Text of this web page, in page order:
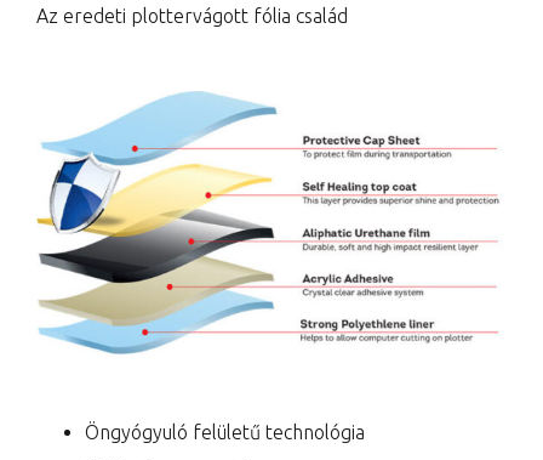
Az eredeti plottervágott fólia család
Öngyógyuló felületű technológia